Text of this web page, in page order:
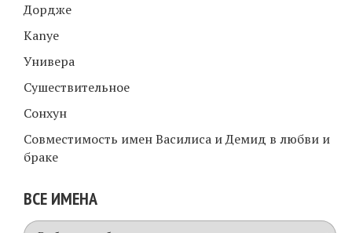
Дордже
Kanye
Универа
Сушествительное
Сонхун
Совместимость имен Василиса и Демид в любви и
браке
ВСЕ ИМЕНА
Все